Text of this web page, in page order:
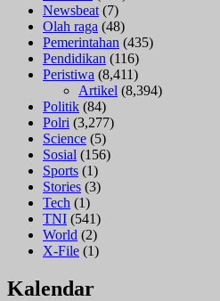
Newsbeat (7)
Olah raga (48)
Pemerintahan (435)
Pendidikan (116)
Peristiwa (8,411)
Artikel (8,394)
Politik (84)
Polri (3,277)
Science (5)
Sosial (156)
Sports (1)
Stories (3)
Tech (1)
TNI (541)
World (2)
X-File (1)
Kalendar